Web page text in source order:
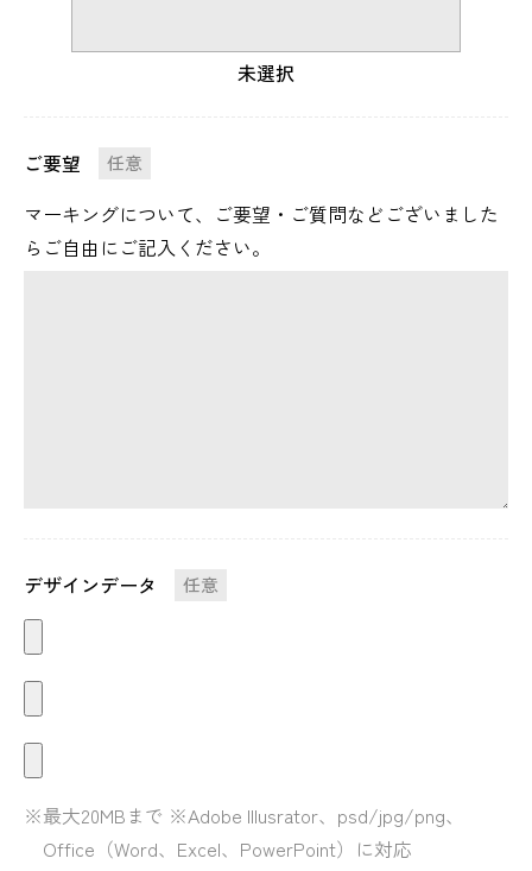
未選択
ご要望 任意
マーキングについて、ご要望・ご質問などございました
らご自由にご記入ください。
デザインデータ 任意
最大20MBまで ※Adobe Illusrator、psd/jpg/png、
Office（Word、Excel、PowerPoint）に対応